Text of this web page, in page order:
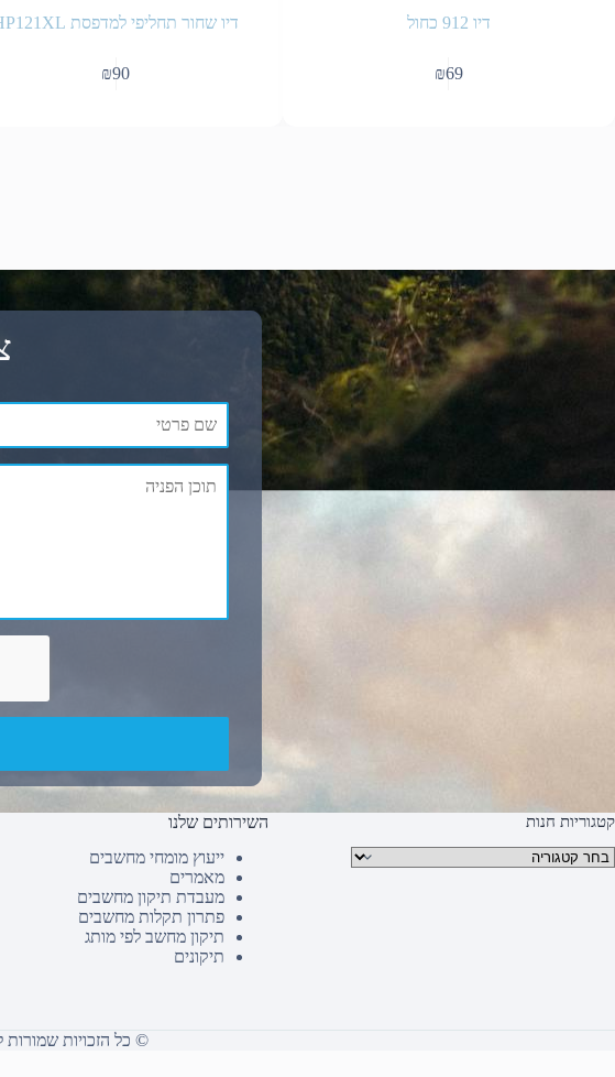
דיו שחור תחליפי למדפסת HP121XL
₪90
דיו 912 כחול
₪69
קטגוריות חנות
קטגוריות מוצרים
השירותים שלנו
ייעוץ מומחי מחשבים
מאמרים
מעבדת תיקון מחשבים
פתרון תקלות מחשבים
תיקון מחשב לפי מותג
תיקונים
© כל הזכויות שמורות לאתר 938